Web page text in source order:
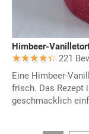
Himbeer-
221
Eine Himbeer-
frisch. Das Rezept
geschmacklich